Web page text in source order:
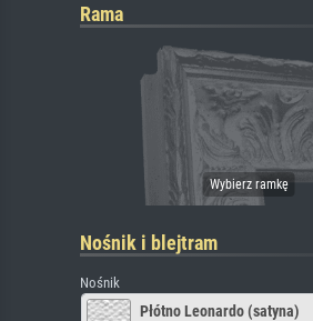
Rama
Nośnik i blejtram
Nośnik
Płótno Leonardo (satyna)